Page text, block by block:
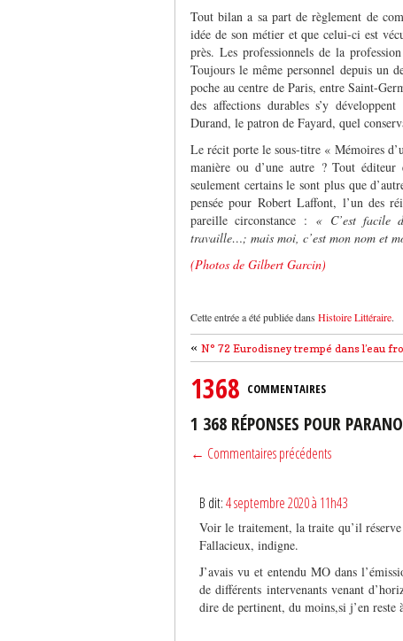
Tout bilan a sa part de règlement de
idée de son métier et que celui-ci est
près. Les professionnels de la
Toujours le même personnel depuis un
poche au centre de Paris, entre Saint-
des affections durables s’y
Durand, le patron de Fayard, quel
Le récit porte le sous-titre « Mémoires
manière ou d’une autre ? Tout éditeur
seulement certains le sont plus que
pensée pour Robert Laffont, l’un des
pareille circonstance : « C’est facile
travaille…; mais moi, c’est mon nom et
(Photos de Gilbert Garcin)
Cette entrée a été publiée dans Histoire Littéraire.
« N° 72 Eurodisney trempé dans l’eau
1368 COMMENTAIRES
1 368 RÉPONSES POUR
← Commentaires précédents
B dit:4 septembre 2020 à 11h43
Voir le traitement, la traite qu’il
Fallacieux, indigne.
J’avais vu et entendu MO dans
de différents intervenants venant
dire de pertinent, du moins,si j’en reste